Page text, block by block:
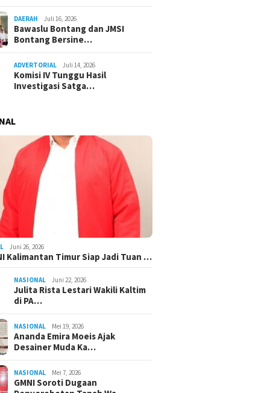
DAERAH Juli 16, 2026
Bawaslu Bontang dan JMSI
Bontang Bersine…
ADVERTORIAL Juli 14, 2026
Komisi IV Tunggu Hasil
Investigasi Satga…
Juni 26, 2026
Kalimantan Timur Siap Jadi Tuan …
NASIONAL Juni 22, 2026
Julita Rista Lestari Wakili Kaltim
di PA…
NASIONAL Mei 19, 2026
Ananda Emira Moeis Ajak
Desainer Muda Ka…
NASIONAL Mei 7, 2026
GMNI Soroti Dugaan